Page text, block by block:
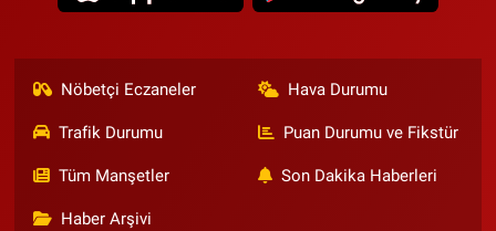
Nöbetçi Eczaneler Hava Durumu
Trafik Durumu Puan Durumu ve Fikstür
Tüm Manşetler Son Dakika Haberleri
Haber Arşivi